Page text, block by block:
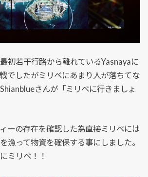
初若干行路から離れているYasnayaに
でしたがミリベにあまり人が落ちてな
さんが「ミリベに行きましょ
ーの存在を確認した為直接ミリベには
漁って物資を確保する事にしました。
ミリベ！！